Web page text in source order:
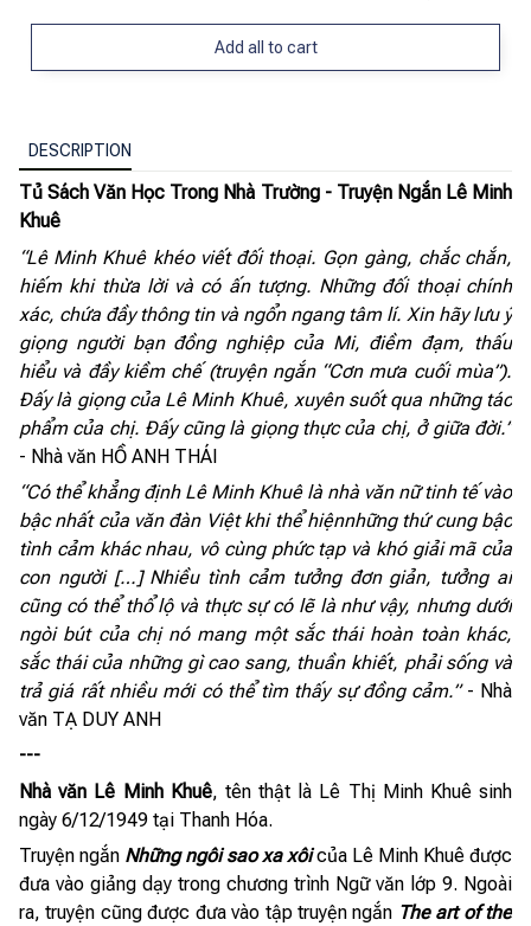
Add all to cart
DESCRIPTION
Tủ Sách Văn Học Trong Nhà Trường - Truyện Ngắn Lê Minh
Khuê
“Lê Minh Khuê khéo viết đối thoại. Gọn gàng, chắc chắn,
hiếm khi thừa lời và có ấn tượng. Những đối thoại chính
xác, chứa đầy thông tin và ngổn ngang tâm lí. Xin hãy lưu ý
giọng người bạn đồng nghiệp của Mi, điềm đạm, thấu
hiểu và đầy kiềm chế (truyện ngắn “Cơn mưa cuối mùa”).
Đấy là giọng của Lê Minh Khuê, xuyên suốt qua những tác
phẩm của chị. Đấy cũng là giọng thực của chị, ở giữa đời.”
- Nhà văn HỒ ANH THÁI
“Có thể khẳng định Lê Minh Khuê là nhà văn nữ tinh tế vào
bậc nhất của văn đàn Việt khi thể hiệnnhững thứ cung bậc
tình cảm khác nhau, vô cùng phức tạp và khó giải mã của
con người […] Nhiều tình cảm tưởng đơn giản, tưởng ai
cũng có thể thổ lộ và thực sự có lẽ là như vậy, nhưng dưới
ngòi bút của chị nó mang một sắc thái hoàn toàn khác,
sắc thái của những gì cao sang, thuần khiết, phải sống và
trả giá rất nhiều mới có thể tìm thấy sự đồng cảm.”- Nhà
văn TẠ DUY ANH
---
Nhà văn Lê Minh Khuê, tên thật là Lê Thị Minh Khuê sinh
ngày 6/12/1949 tại Thanh Hóa.
Truyện ngắn Những ngôi sao xa xôicủa Lê Minh Khuê được
đưa vào giảng dạy trong chương trình Ngữ văn lớp 9. Ngoài
ra, truyện cũng được đưa vào tập truyện ngắn The art of the